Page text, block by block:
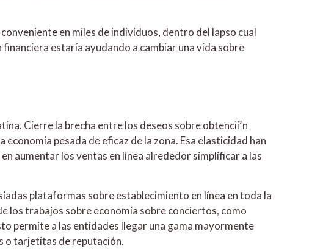
en miles de individuos, dentro del lapso cual
estaría ayudando a cambiar una vida sobre
Cierre la brecha entre los deseos sobre obtencií³n
pesada de eficaz de la zona. Esa elasticidad han
aumentar los ventas en línea alrededor simplificar a las
plataformas sobre establecimiento en línea en toda la
los trabajos sobre economía sobre conciertos, como
permite a las entidades llegar una gama mayormente
o tarjetitas de reputación.